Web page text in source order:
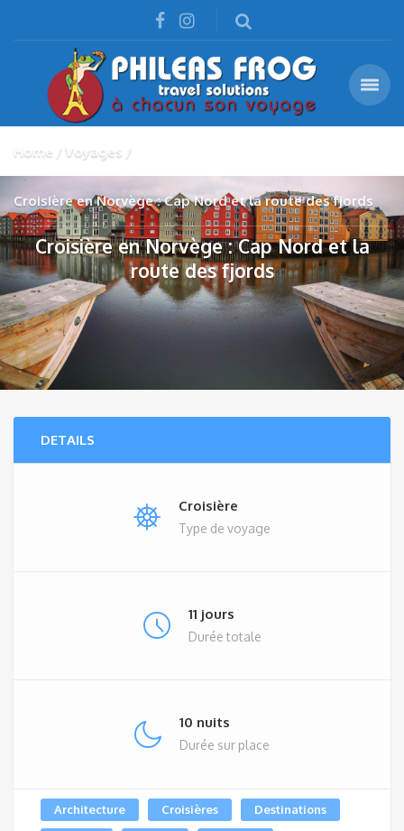
Home Voyages
Croisière en Norvège : Cap Nord et la route des fjords
Croisière en Norvège : Cap Nord et la
route des fjords
DETAILS
Croisière
Type de voyage
11 jours
Durée totale
10 nuits
Durée sur place
Architecture Croisières Destinations